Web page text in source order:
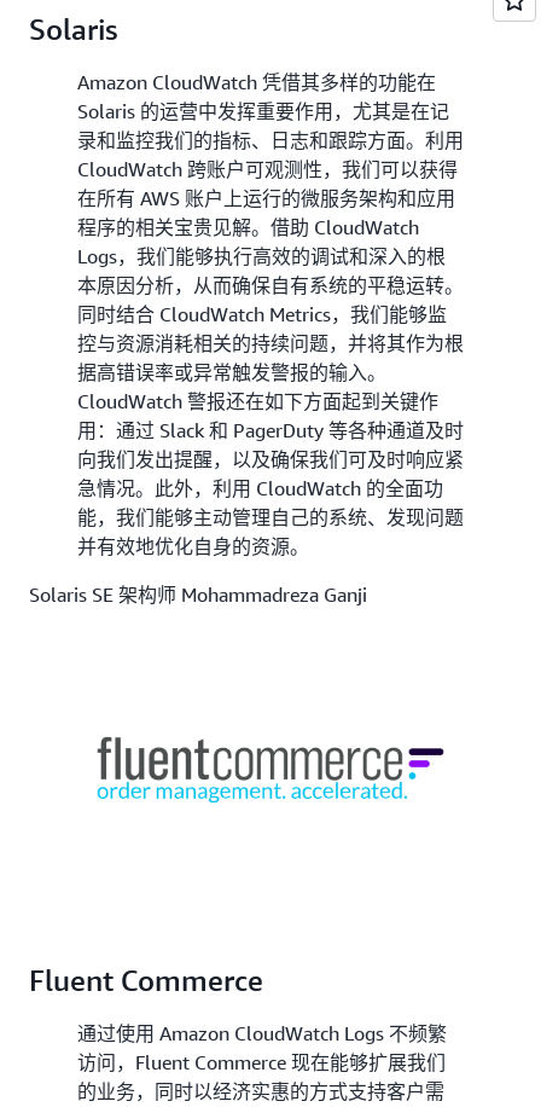
Solaris
Amazon CloudWatch 凭借其多样的功能在
Solaris 的运营中发挥重要作用，尤其是在记
录和监控我们的指标、日志和跟踪方面。利用
CloudWatch 跨账户可观测性，我们可以获得
在所有 AWS 账户上运行的微服务架构和应用
程序的相关宝贵见解。借助 CloudWatch
Logs，我们能够执行高效的调试和深入的根
本原因分析，从而确保自有系统的平稳运转。
同时结合 CloudWatch Metrics，我们能够监
控与资源消耗相关的持续问题，并将其作为根
据高错误率或异常触发警报的输入。
CloudWatch 警报还在如下方面起到关键作
用：通过 Slack 和 PagerDuty 等各种通道及时
向我们发出提醒，以及确保我们可及时响应紧
急情况。此外，利用 CloudWatch 的全面功
能，我们能够主动管理自己的系统、发现问题
并有效地优化自身的资源。
Solaris SE 架构师 Mohammadreza Ganji
Fluent Commerce
通过使用 Amazon CloudWatch Logs 不频繁
访问，Fluent Commerce 现在能够扩展我们
的业务，同时以经济实惠的方式支持客户需